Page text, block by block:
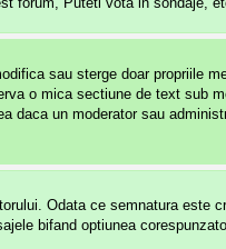
sau sterge doar propriile
o mica sectiune de text sub
daca un moderator sau
Odata ce semnatura este
bifand optiunea